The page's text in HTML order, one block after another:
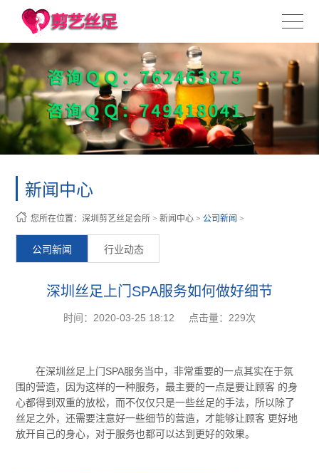
新闻中心
您所在位置：深圳剪艺丝足会所 >新闻中心 >公司新闻 >
公司新闻 行业动态
深圳丝足上门SPA服务如何做好细节
时间：2020-03-25 18:12 点击量： 229次
在深圳丝足上门SPA服务当中，非常重要的一点其实在于氛
围的营造，因为这样的一种服务，最主要的一点是要让顾客 的身
心都得到双重的放松，而不仅仅只是一些丝足的手法，所以除了
丝足之外，还需要注意好一些细节的营造，才能够让顾客 更好地
放开自己的身心，对于服务也都可以达到更好的效果。